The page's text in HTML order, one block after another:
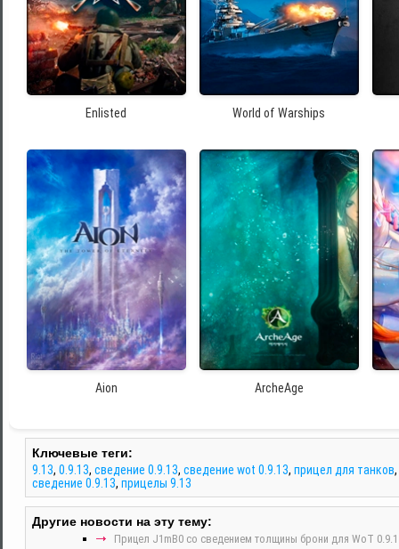
Enlisted World of Warships
Aion ArcheAge
Ключевые теги:
9.13, 0.9.13, сведение 0.9.13, сведение wot 0.9.13, прицел для танков,
сведение 0.9.13, прицелы 9.13
Другие новости на эту тему:
Прицел J1mB0 со сведением толщины брони для WoT